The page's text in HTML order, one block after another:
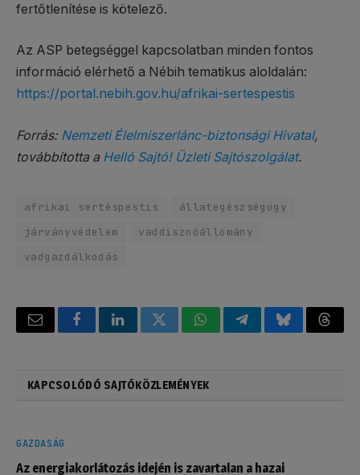
fertőtlenítése is kötelező.
Az ASP betegséggel kapcsolatban minden fontos
információ elérhető a Nébih tematikus aloldalán:
https://portal.nebih.gov.hu/afrikai-sertespestis
Forrás: Nemzeti Élelmiszerlánc-biztonsági Hivatal,
továbbította a Helló Sajtó! Üzleti Sajtószolgálat.
afrikai sertéspestis
állategészségügy
járványvédelem
vaddisznóállomány
vadgazdálkodás
Email FacebookLinkedInTwitterWhatsAppTelegramBluesky
KAPCSOLÓDÓ SAJTÓKÖZLEMÉNYEK
GAZDASÁG
Az energiakorlátozás idején is zavartalan a hazai